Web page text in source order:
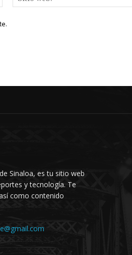
electrónico:*
Sinaloa, es tu sitio web
y tecnología. Te
como contenido